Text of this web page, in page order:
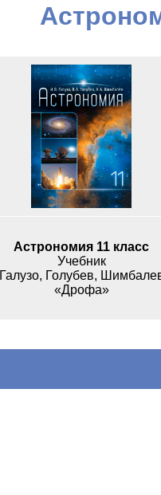
Астрономия 11 класс
Учебник
Галузо, Голубев,
«Дрофа»